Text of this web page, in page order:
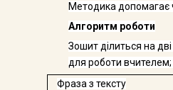
Методика допомагає
Алгоритм роботи
Зошит ділиться на
для роботи
Фраза з тексту